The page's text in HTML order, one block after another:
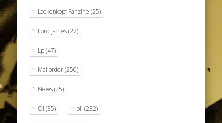
Lockenkopf Fanzine (25)
Lord James(27)
Lp(47)
Mailorder(250)
News(25)
Oi (35) oi! (232)